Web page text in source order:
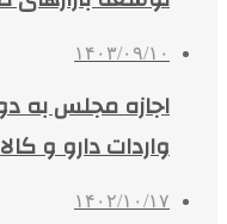
۱۴۰۳/۰۹/۱۰
اجازه مجلس به
واردات دارو و
۱۴۰۲/۱۰/۱۷